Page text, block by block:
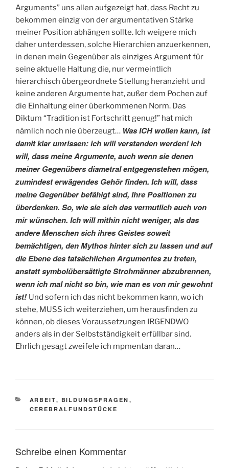
Arguments” uns allen aufgezeigt hat, dass Recht zu
bekommen einzig von der argumentativen Stärke
meiner Position abhängen sollte. Ich weigere mich
daher unterdessen, solche Hierarchien anzuerkennen,
in denen mein Gegenüber als einziges Argument für
seine aktuelle Haltung die, nur vermeintlich
hierarchisch übergeordnete Stellung heranzieht und
keine anderen Argumente hat, außer dem Pochen auf
die Einhaltung einer überkommenen Norm. Das
Diktum “Tradition ist Fortschritt genug!” hat mich
nämlich noch nie überzeugt… Was ICH wollen kann, ist
damit klar umrissen: ich will verstanden werden! Ich
will, dass meine Argumente, auch wenn sie denen
meiner Gegenübers diametral entgegenstehen mögen,
zumindest erwägendes Gehör finden. Ich will, dass
meine Gegenüber befähigt sind, Ihre Positionen zu
überdenken. So, wie sie sich das vermutlich auch von
mir wünschen. Ich will mithin nicht weniger, als das
andere Menschen sich ihres Geistes soweit
bemächtigen, den Mythos hinter sich zu lassen und auf
die Ebene des tatsächlichen Argumentes zu treten,
anstatt symbolübersättigte Strohmänner abzubrennen,
wenn ich mal nicht so bin, wie man es von mir gewohnt
ist! Und sofern ich das nicht bekommen kann, wo ich
stehe, MUSS ich weiterziehen, um herausfinden zu
können, ob dieses Voraussetzungen IRGENDWO
anders als in der Selbstständigkeit erfüllbar sind.
Ehrlich gesagt zweifele ich mpmentan daran…
KATEGORIEN
ARBEIT, BILDUNGSFRAGEN ,
CEREBRALFUNDSTÜCKE
Schreibe einen Kommentar